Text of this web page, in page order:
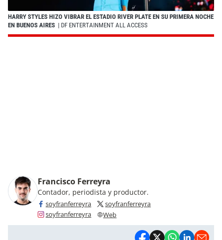
HARRY STYLES HIZO VIBRAR EL ESTADIO RIVER PLATE EN SU PRIMERA NOCHE
EN BUENOS AIRES | DF ENTERTAINMENT ALL ACCESS
Francisco Ferreyra
Contador, periodista y productor.
soyfranferreyra
soyfranferreyra
soyfranferreyra
Web